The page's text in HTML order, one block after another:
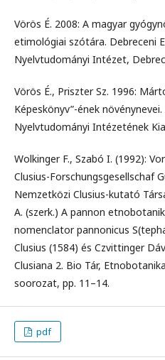
Vörös É. 2008: A magyar
etimológiai szótára. Debreceni
Nyelvtudományi Intézet,
Vörös É., Priszter Sz. 1996:
Képeskönyv”-ének
Nyelvtudományi Intézetének
Wolkinger F., Szabó I. (1992):
Clusius-Forschungsgesellschaf
Nemzetközi Clusius-kutató
A. (szerk.) A pannon
nomenclator pannonicus
Clusius (1584) és Czvittinger
Clusiana 2. Bio Tár,
soorozat, pp. 11–14.
pdf